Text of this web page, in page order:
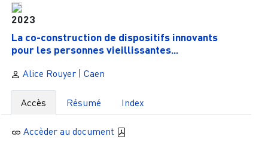
2023
La co-construction de dispositifs innovants
pour les personnes vieillissantes...
Alice Rouyer| Caen
Accès Résumé Index
Accèder au document